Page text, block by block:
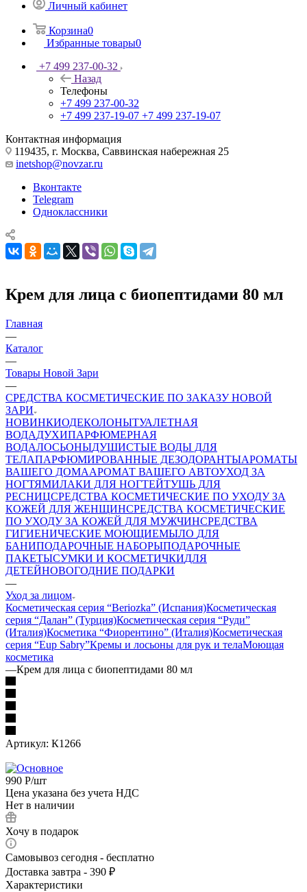
Личный кабинет
Корзина0
Избранные товары0
+7 499 237-00-32
Назад
Телефоны
+7 499 237-00-32
+7 499 237-19-07 +7 499 237-19-07
Контактная информация
119435, г. Москва, Саввинская набережная 25
inetshop@novzar.ru
Вконтакте
Telegram
Одноклассники
Крем для лица с биопептидами 80 мл
Главная
—
Каталог
—
Товары Новой Зари
—
СРЕДСТВА КОСМЕТИЧЕСКИЕ ПО ЗАКАЗУ НОВОЙ
ЗАРИ
НОВИНКИОДЕКОЛОНЫТУАЛЕТНАЯ
ВОДАДУХИПАРФЮМЕРНАЯ
ВОДАЛОСЬОНЫДУШИСТЫЕ ВОДЫ ДЛЯ
ТЕЛАПАРФЮМИРОВАННЫЕ ДЕЗОДОРАНТЫАРОМАТЫ
ВАШЕГО ДОМААРОМАТ ВАШЕГО АВТОУХОД ЗА
НОГТЯМИЛАКИ ДЛЯ НОГТЕЙТУШЬ ДЛЯ
РЕСНИЦСРЕДСТВА КОСМЕТИЧЕСКИЕ ПО УХОДУ ЗА
КОЖЕЙ ДЛЯ ЖЕНЩИНСРЕДСТВА КОСМЕТИЧЕСКИЕ
ПО УХОДУ ЗА КОЖЕЙ ДЛЯ МУЖЧИНСРЕДСТВА
ГИГИЕНИЧЕСКИЕ МОЮЩИЕМЫЛО ДЛЯ
БАНИПОДАРОЧНЫЕ НАБОРЫПОДАРОЧНЫЕ
ПАКЕТЫСУМКИ И КОСМЕТИЧКИДЛЯ
ДЕТЕЙНОВОГОДНИЕ ПОДАРКИ
—
Уход за лицом
Косметическая серия “Beriozka” (Испания)Косметическая
серия “Далан” (Турция)Косметическая серия “Руди”
(Италия)Косметика “Фиорентино” (Италия)Косметическая
серия “Eup Sabry”Кремы и лосьоны для рук и телаМоющая
косметика
—Крем для лица с биопептидами 80 мл
Артикул: К1266
990 Р/шт
Цена указана без учета НДС
Нет в наличии
Хочу в подарок
Самовывоз сегодня - бесплатно
Доставка завтра - 390 ₽
Характеристики